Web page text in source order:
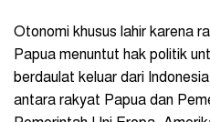
Otonomi khusus lahir karena
Papua menuntut hak politik
berdaulat keluar dari
antara rakyat Papua dan